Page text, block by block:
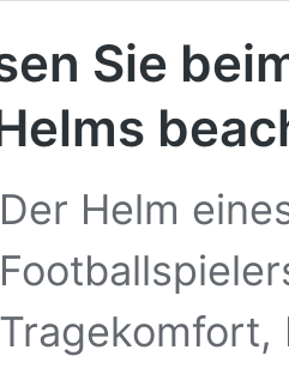
Sie
Der Helm
Tragekomfort,